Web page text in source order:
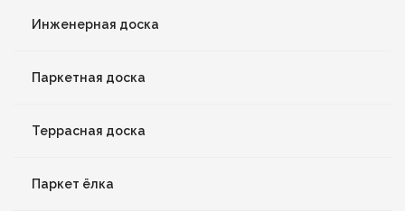
Инженерная доска
Паркетная доска
Террасная доска
Паркет ёлка